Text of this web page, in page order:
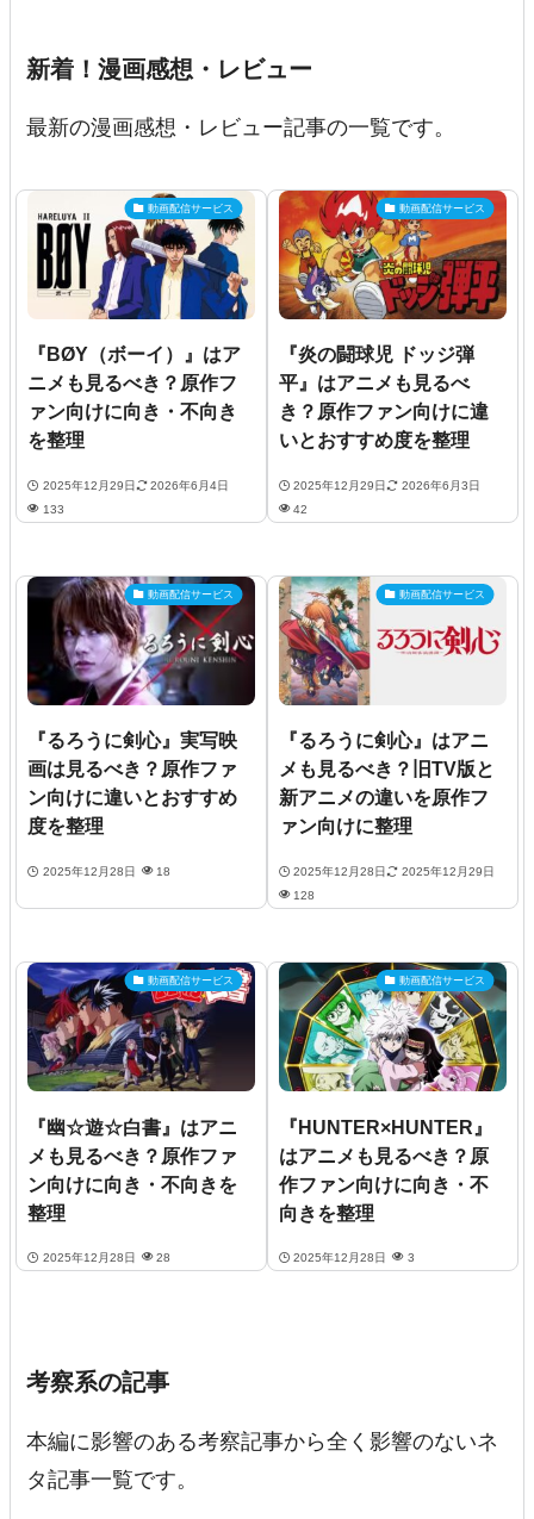
新着！漫画感想・レビュー
最新の漫画感想・レビュー記事の一覧です。
動画配信サービス
『BØY（ボーイ）』はア
ニメも見るべき？原作フ
ァン向けに向き・不向き
を整理
2025年12月29日
2026年6月4日
133
動画配信サービス
『炎の闘球児 ドッジ弾
平』はアニメも見るべ
き？原作ファン向けに違
いとおすすめ度を整理
2025年12月29日
2026年6月3日
42
動画配信サービス
『るろうに剣心』実写映
画は見るべき？原作ファ
ン向けに違いとおすすめ
度を整理
2025年12月28日 18
動画配信サービス
『るろうに剣心』はアニ
メも見るべき？旧TV版と
新アニメの違いを原作フ
ァン向けに整理
2025年12月28日
2025年12月29日
128
動画配信サービス
『幽☆遊☆白書』はアニ
メも見るべき？原作ファ
ン向けに向き・不向きを
整理
2025年12月28日 28
動画配信サービス
『HUNTER×HUNTER』
はアニメも見るべき？原
作ファン向けに向き・不
向きを整理
2025年12月28日 3
考察系の記事
本編に影響のある考察記事から全く影響のないネ
タ記事一覧です。